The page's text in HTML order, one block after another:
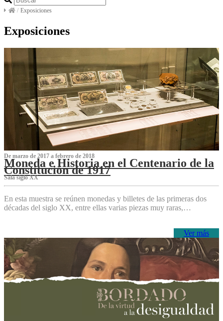
/ Exposiciones
Exposiciones
De marzo de 2017 a febrero de 2018
Moneda e Historia en el Centenario de la
Constitución de 1917
Sala siglo XX
En esta muestra se reúnen monedas y billetes de las primeras dos
décadas del siglo XX, entre ellas varias piezas muy raras,…
Ver más